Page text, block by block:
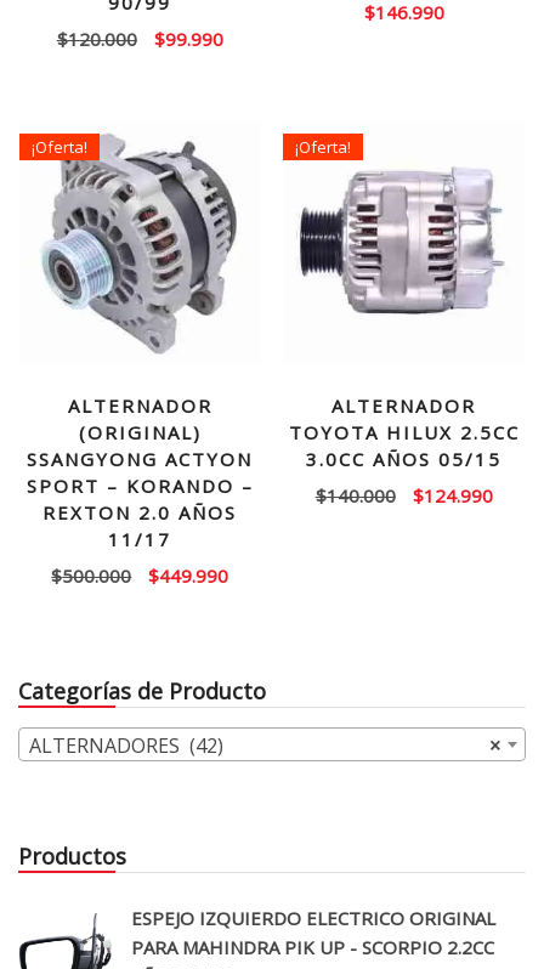
$120.000
El
$120.000.
$99.990El
$99.990.
$146.990
¡Oferta!
ALTERNADOR
(ORIGINAL)
SSANGYONG ACTYON
SPORT – KORANDO –
REXTON 2.0 AÑOS
11/17
$500.000
El
$500.000.
$449.990El
$449.990.
¡Oferta!
ALTERNADOR
TOYOTA HILUX 2.5CC
3.0CC AÑOS 05/15
$140.000
El
$124.990El
Categorías de Producto
×
ALTERNADORES (42)
Productos
ESPEJO IZQUIERDO ELECTRICO ORIGINAL
PARA MAHINDRA PIK UP - SCORPIO 2.2CC